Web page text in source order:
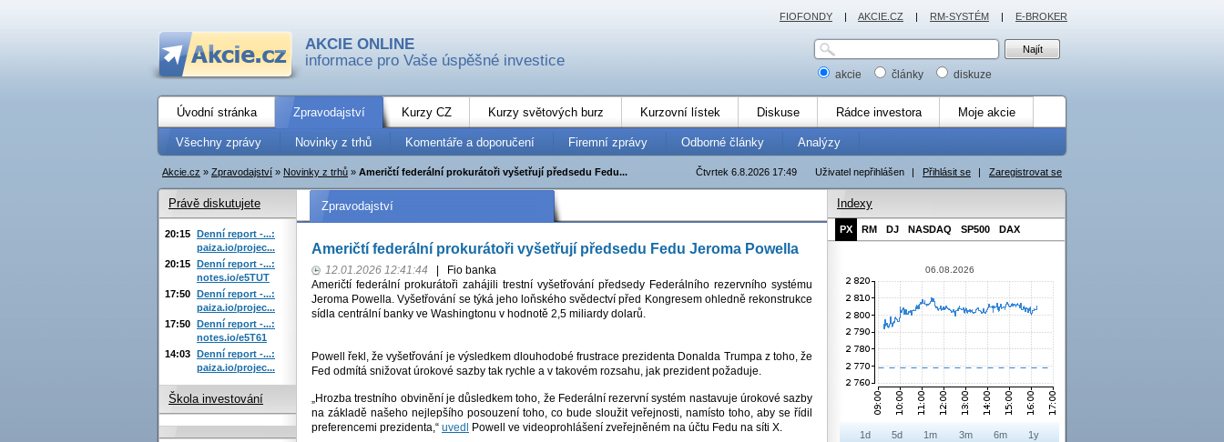
AKCIE ONLINE
informace pro Vaše úspěšné investice
akcie články diskuze
Úvodní stránka Zpravodajství Kurzy CZ Kurzy světových burz Kurzovní lístek Diskuse Rádce investora Moje akcie
Všechny zprávy Novinky z trhů Komentáře a doporučení Firemní zprávy Odborné články Analýzy
Uživatel nepřihlášen | Přihlásit se | Zaregistrovat se
Čtvrtek 6.8.2026 17:49
Akcie.cz » Zpravodajství » Novinky z trhů » Američtí federální prokurátoři vyšetřují předsedu Fedu...
Zpravodajství
Američtí federální prokurátoři vyšetřují předsedu Fedu Jeroma Powella
12.01.2026 12:41:44
Fio banka
Američtí federální prokurátoři zahájili trestní vyšetřování předsedy Federálního rezervního systému
Jeroma Powella. Vyšetřování se týká jeho loňského svědectví před Kongresem ohledně rekonstrukce
sídla centrální banky ve Washingtonu v hodnotě 2,5 miliardy dolarů.
Powell řekl, že vyšetřování je výsledkem dlouhodobé frustrace prezidenta Donalda Trumpa z toho, že
Fed odmítá snižovat úrokové sazby tak rychle a v takovém rozsahu, jak prezident požaduje.
„Hrozba trestního obvinění je důsledkem toho, že Federální rezervní systém nastavuje úrokové sazby
na základě našeho nejlepšího posouzení toho, co bude sloužit veřejnosti, namísto toho, aby se řídil
preferencemi prezidenta,“ uvedl Powell ve videoprohlášení zveřejněném na účtu Fedu na síti X.
Právě diskutujete
20:15 Denní report -...:
paiza.io/projec...
20:15 Denní report -...:
notes.io/e5TUT
17:50 Denní report -...:
paiza.io/projec...
17:50 Denní report -...:
notes.io/e5T61
14:03 Denní report -...:
paiza.io/projec...
Škola investování
Indexy
PX RM DJ NASDAQ SP500 DAX
06.08.2026
1d 5d 1m 3m 6m 1y
FIOFONDY | AKCIE.CZ | RM-SYSTÉM | E-BROKER